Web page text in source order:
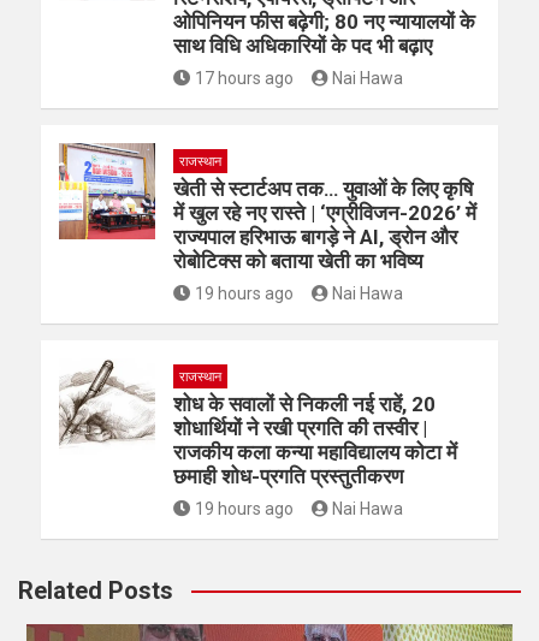
ओपिनियन फीस बढ़ेगी; 80 नए न्यायालयों के
साथ विधि अधिकारियों के पद भी बढ़ाए
17 hours ago Nai Hawa
राजस्थान
खेती से स्टार्टअप तक… युवाओं के लिए कृषि
में खुल रहे नए रास्ते | ‘एग्रीविजन-2026’ में
राज्यपाल हरिभाऊ बागड़े ने AI, ड्रोन और
रोबोटिक्स को बताया खेती का भविष्य
19 hours ago Nai Hawa
राजस्थान
शोध के सवालों से निकली नई राहें, 20
शोधार्थियों ने रखी प्रगति की तस्वीर |
राजकीय कला कन्या महाविद्यालय कोटा में
छमाही शोध-प्रगति प्रस्तुतीकरण
19 hours ago Nai Hawa
Related Posts